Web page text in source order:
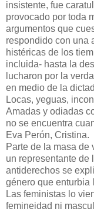
insistente, fue
provocado por toda
argumentos que
respondido con una
histéricas de los
incluida- hasta la
lucharon por la
en medio de la
Locas, yeguas,
Amadas y odiadas
no se encuentra
Eva Perón, Cristina.
Parte de la masa
un representante de
antiderechos se
género que enturbia
Las feministas lo
femineidad ni